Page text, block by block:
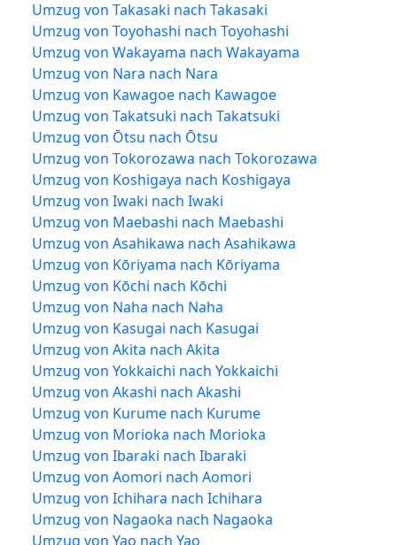
Umzug von Takasaki nach Takasaki
Umzug von Toyohashi nach Toyohashi
Umzug von Wakayama nach Wakayama
Umzug von Nara nach Nara
Umzug von Kawagoe nach Kawagoe
Umzug von Takatsuki nach Takatsuki
Umzug von Ōtsu nach Ōtsu
Umzug von Tokorozawa nach Tokorozawa
Umzug von Koshigaya nach Koshigaya
Umzug von Iwaki nach Iwaki
Umzug von Maebashi nach Maebashi
Umzug von Asahikawa nach Asahikawa
Umzug von Kōriyama nach Kōriyama
Umzug von Kōchi nach Kōchi
Umzug von Naha nach Naha
Umzug von Kasugai nach Kasugai
Umzug von Akita nach Akita
Umzug von Yokkaichi nach Yokkaichi
Umzug von Akashi nach Akashi
Umzug von Kurume nach Kurume
Umzug von Morioka nach Morioka
Umzug von Ibaraki nach Ibaraki
Umzug von Aomori nach Aomori
Umzug von Ichihara nach Ichihara
Umzug von Nagaoka nach Nagaoka
Umzug von Yao nach Yao